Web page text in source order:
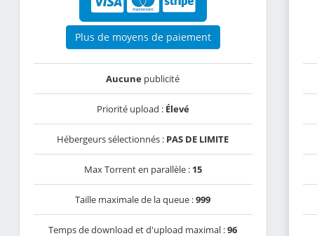
Plus de moyens de paiement
Aucune publicité
Priorité upload : Élevé
Hébergeurs sélectionnés : PAS DE LIMITE
Max Torrent en parallèle : 15
Taille maximale de la queue :999
Temps de download et d'upload maximal :96